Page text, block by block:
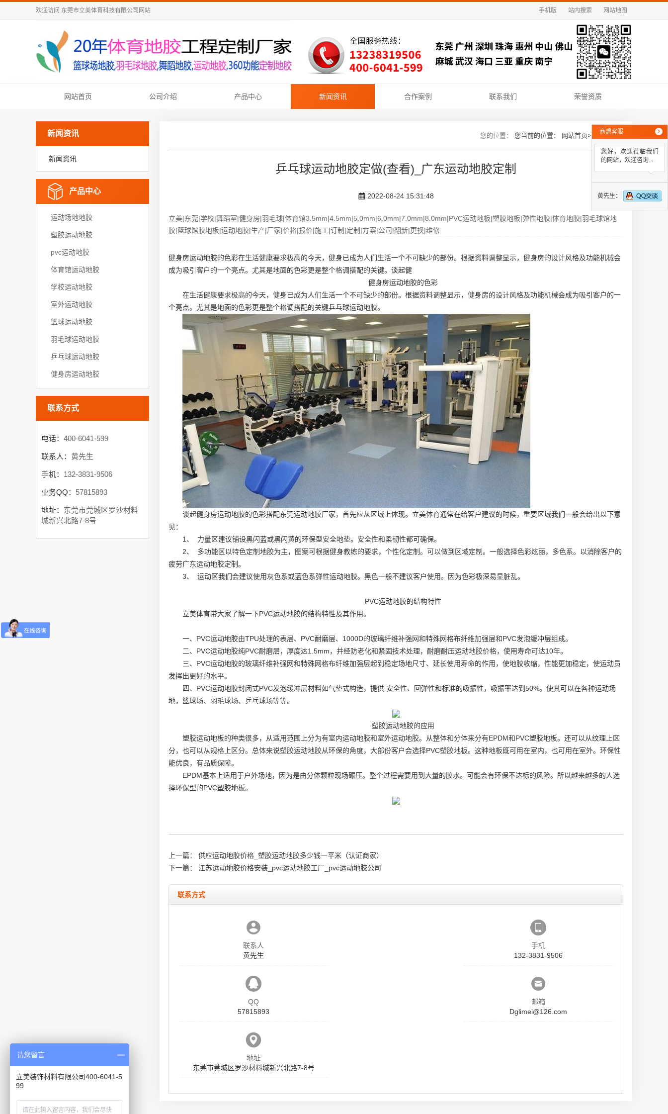
欢迎访问 东莞市立美体育科技有限公司 网站 手机版 站内搜索 网站地图
网站首页 公司介绍 产品中心 新闻资讯 合作案例 联系我们 荣誉资质
新闻资讯
新闻资讯
产品中心
运动场地地胶
塑胶运动地胶
pvc运动地胶
体育馆运动地胶
学校运动地胶
室外运动地胶
篮球运动地胶
羽毛球运动地胶
乒乓球运动地胶
健身房运动地胶
联系方式
电话： 400-6041-599
联系人： 黄先生
手机： 132-3831-9506
业务QQ： 57815893
地址： 东莞市莞城区罗沙材料
城新兴北路7-8号
您当前的位置： 网站首页>> 新闻资讯
乒乓球运动地胶定做(查看)_广东运动地胶定制
2022-08-24 15:31:48
立美|东莞|学校|舞蹈室|健身房|羽毛球|体育馆3.5mm|4.5mm|5.0mm|6.0mm|7.0mm|8.0mm|PVC运动地板|塑胶地板|弹性地胶|体育地胶|羽毛球馆地
胶|篮球馆胶地板|运动地胶|生产|厂家|价格|报价|施工|订制|定制|方案|公司|翻新|更换|维修
健身房运动地胶的色彩在生活健康要求极高的今天，健身已成为人们生活一个不可缺少的部份。根据资料调整显示，健身房的设计风格及功能机械会
成为吸引客户的一个亮点。尤其是地面的色彩更是整个格调搭配的关键。谈起健
健身房运动地胶的色彩
在生活健康要求极高的今天，健身已成为人们生活一个不可缺少的部份。根据资料调整显示，健身房的设计风格及功能机械会成为吸引客户的一
个亮点。尤其是地面的色彩更是整个格调搭配的关键乒乓球运动地胶。
谈起健身房运动地胶的色彩搭配东莞运动地胶厂家，首先应从区域上体现。立美体育通常在给客户建议的时候，重要区域我们一般会给出以下意
见：
1、 力量区建议铺设黑闪蓝或黑闪黄的环保型安全地垫。安全性和柔韧性都可确保。
2、 多功能区以特色定制地胶为主，图案可根据健身教练的要求，个性化定制。可以做到区域定制。一般选择色彩炫丽，多色系。以消除客户的
疲劳广东运动地胶定制。
3、 运动区我们会建议使用灰色系或蓝色系弹性运动地胶。黑色一般不建议客户使用。因为色彩极深易显脏乱。
PVC运动地胶的结构特性
立美体育带大家了解一下PVC运动地胶的结构特性及其作用。
一、PVC运动地胶由TPU处理的表层、PVC耐磨层、1000D的玻璃纤维补强网和特殊网格布纤维加强层和PVC发泡缓冲层组成。
二、PVC运动地胶纯PVC耐磨层，厚度达1.5mm，并经防老化和紧固技术处理，耐磨耐压运动地胶价格，使用寿命可达10年。
三、PVC运动地胶的玻璃纤维补强网和特殊网格布纤维加强层起到稳定场地尺寸、延长使用寿命的作用，使地胶收缩，性能更加稳定，使运动员
发挥出更好的水平。
四、PVC运动地胶封闭式PVC发泡缓冲层材料如气垫式构造，提供 安全性、回弹性和标准的吸振性，吸振率达到50%。使其可以在各种运动场
地，篮球场、羽毛球场、乒乓球场等等。
塑胶运动地胶的应用
塑胶运动地板的种类很多，从适用范围上分为有室内运动地胶和室外运动地胶。从整体和分体来分有EPDM和PVC塑胶地板。还可以从纹理上区
分，也可以从规格上区分。总体来说塑胶运动地胶从环保的角度，大部份客户会选择PVC塑胶地板。这种地板既可用在室内，也可用在室外。环保性
能优良，有品质保障。
EPDM基本上适用于户外场地，因为是由分体颗粒现场碾压。整个过程需要用到大量的胶水。可能会有环保不达标的风险。所以越来越多的人选
择环保型的PVC塑胶地板。
上一篇：
供应运动地胶价格_塑胶运动地胶多少钱一平米（认证商家）
下一篇：
江苏运动地胶价格安装_pvc运动地胶工厂_pvc运动地胶公司
联系方式
联系人
黄先生
手机
132-3831-9506
QQ
57815893
邮箱
Dglimei@126.com
地址
东莞市莞城区罗沙材料城新兴北路7-8号
商盟客服
您好，欢迎莅临我们
的网站，欢迎咨询...
黄先生：
请您留言
立美装饰材料有限公司400-6041-5
99